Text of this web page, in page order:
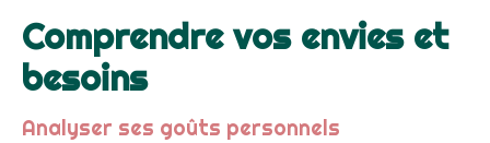
Comprendre vos envies et
besoins
Analyser ses goûts personnels